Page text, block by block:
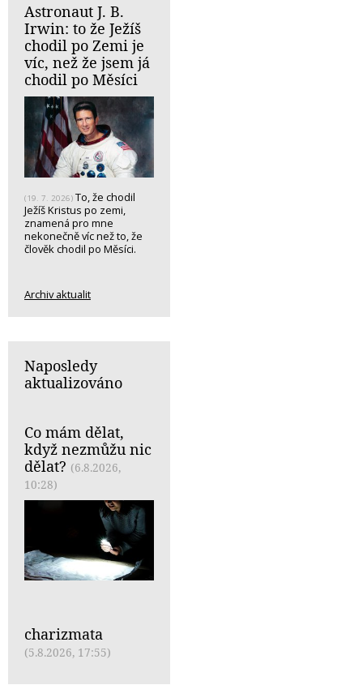
Astronaut J. B.
Irwin: to že Ježíš
chodil po Zemi je
víc, než že jsem já
chodil po Měsíci
(19. 7. 2026) To, že chodil
Ježíš Kristus po zemi,
znamená pro mne
nekonečně víc než to, že
člověk chodil po Měsíci.
Archiv aktualit
Naposledy
aktualizováno
Co mám dělat,
když nezmůžu nic
dělat? (6.8.2026,
10:28)
charizmata
(5.8.2026, 17:55)